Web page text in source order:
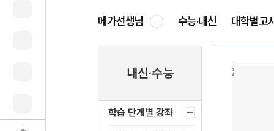
메가선생님 수능·내신 대학별고
내신·수능
학습 단계별 강좌